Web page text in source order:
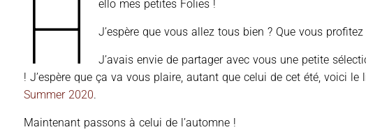
H ello mes petites Folies !
J’espère que vous allez tous bien ? Que vous
J’avais envie de partager avec vous une petite
! J’espère que ça va vous plaire, autant que celui de cet été, voici le
Summer 2020.
Maintenant passons à celui de l’automne !